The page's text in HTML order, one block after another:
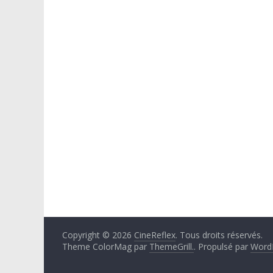
Copyright © 2026 CineReflex. Tous droits réservés.
Theme ColorMag par ThemeGrill.. Propulsé par